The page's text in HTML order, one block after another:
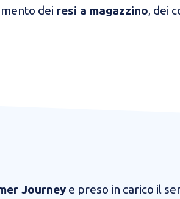
dei resi a magazzino, dei
Journey e preso in carico il